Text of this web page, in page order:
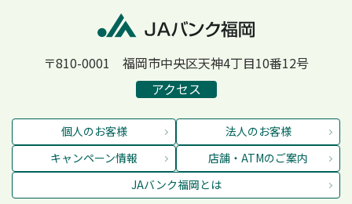
〒810-0001 福岡市中央区天神4丁目10番12号
アクセス
個人のお客様
法人のお客様
キャンペーン情報
店舗・ATMのご案内
JAバンク福岡とは